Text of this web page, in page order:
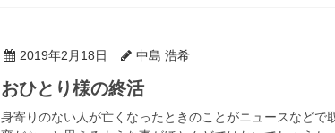
2019年2月18日 中島 浩希
おひとり様の終活
身寄りのない人が亡くなったときのことがニュースなどで